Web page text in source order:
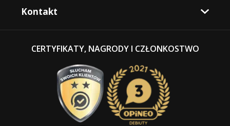
Kontakt
CERTYFIKATY, NAGRODY I CZŁONKOSTWO